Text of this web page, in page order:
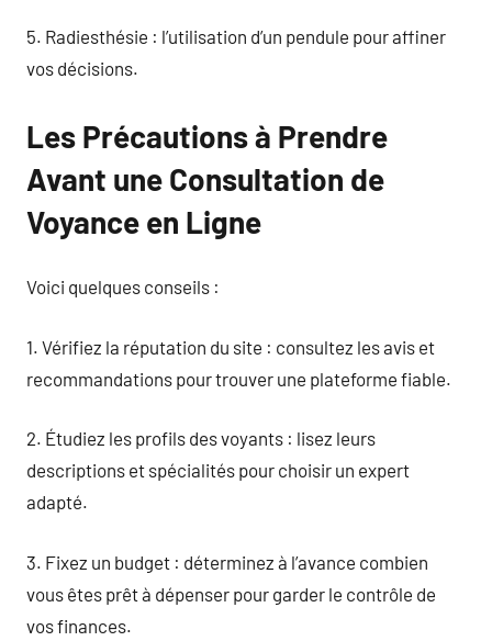
5. Radiesthésie : l’utilisation d’un pendule pour affiner
vos décisions.
Les Précautions à Prendre
Avant une Consultation de
Voyance en Ligne
Voici quelques conseils :
1. Vérifiez la réputation du site : consultez les avis et
recommandations pour trouver une plateforme fiable.
2. Étudiez les profils des voyants : lisez leurs
descriptions et spécialités pour choisir un expert
adapté.
3. Fixez un budget : déterminez à l’avance combien
vous êtes prêt à dépenser pour garder le contrôle de
vos finances.